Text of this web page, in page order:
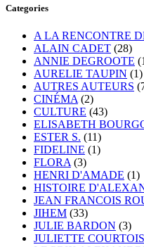
Categories
A LA RENCONTRE
ALAIN CADET (28)
ANNIE DEGROOTE
AURELIE TAUPIN (1)
AUTRES AUTEURS
CINÉMA (2)
CULTURE (43)
ELISABETH
ESTER S. (11)
FIDELINE (1)
FLORA (3)
HENRI D'AMADE (1)
HISTOIRE
JEAN FRANCOIS
JIHEM (33)
JULIE BARDON (3)
JULIETTE COURTOIS